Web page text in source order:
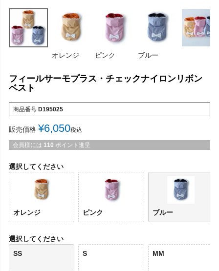
オレンジ ピンク ブルー
フィールサーモプラス・チェックナイロンリボン
ベスト
商品番号 D195025
販売価格 ¥6,050税込
会員様には 110 ポイント進呈
選択してください
オレンジ ピンク ブルー
選択してください
SS
S MM